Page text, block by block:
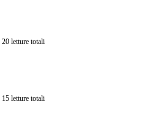
20 letture totali
15 letture totali